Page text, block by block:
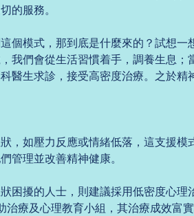
的服務。
個模式，那到底是什麼來的？試想
我們會從生活習慣着手，調養生息
醫生求診，接受高密度治療。之於
，如壓力反應或情緒低落，這支援
管理並改善精神健康。
困擾的人士，則建議採用低密度心理
治療及心理教育小組，其治療成效富